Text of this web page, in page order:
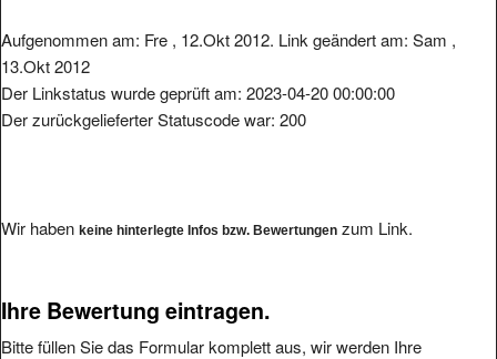
Aufgenommen am: Fre , 12.Okt 2012. Link geändert am: Sam ,
13.Okt 2012
Der Linkstatus wurde geprüft am: 2023-04-20 00:00:00
Der zurückgelieferter Statuscode war: 200
Wir haben keine hinterlegte Infos bzw. Bewertungen zum Link.
Ihre Bewertung eintragen.
Bitte füllen Sie das Formular komplett aus, wir werden Ihre